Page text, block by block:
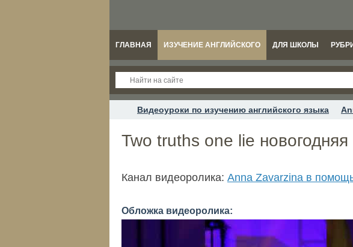
ГЛАВНАЯ ИЗУЧЕНИЕ АНГЛИЙСКОГО ДЛЯ ШКОЛЫ
Видеоуроки по изучению английского языка
Two truths one lie новогодняя
Канал видеоролика: Anna Zavarzina в
Обложка видеоролика: